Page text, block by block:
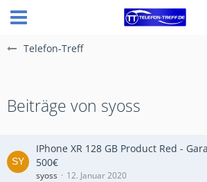
Telefon-Treff
Beiträge von syoss
IPhone XR 128 GB Product Red -
500€
syoss 12. Januar 2020